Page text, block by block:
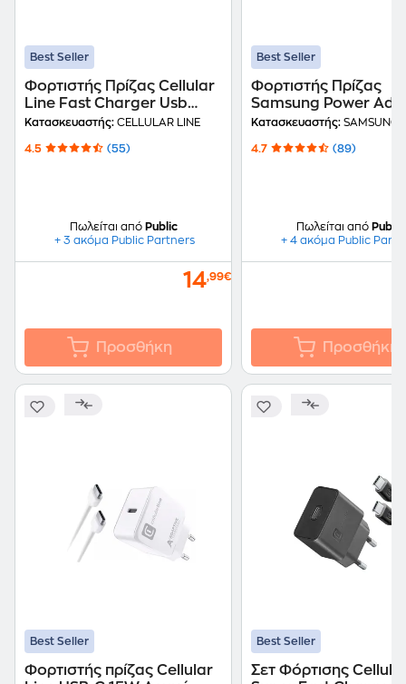
Best Seller
Φορτιστής Πρίζας Cellular
Line Fast Charger Usb
2.4A 15W - White
Κατασκευαστής: CELLULAR LINE
4.5 (55)
Πωλείται από Public
+ 3 ακόμα Public Partners
14,99€
Προσθήκη
Best Seller
Φορτιστής Πρίζας
Samsung Power
USB-C 25W - Λευκό
Κατασκευαστής: SAMSUNG
4.7 (89)
Πωλείται από Public
+ 4 ακόμα Public
Προσθήκη
Best Seller
Φορτιστής πρίζας Cellular
Best Seller
Σετ Φόρτισης